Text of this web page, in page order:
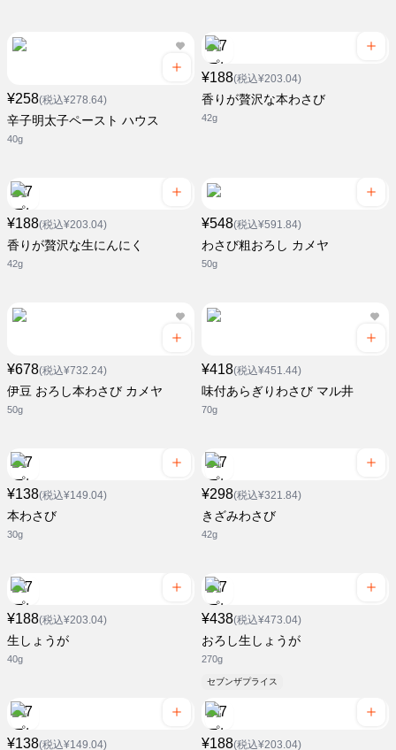
¥258(税込¥278.64)
辛子明太子ペースト ハウス
40g
¥188(税込¥203.04)
香りが贅沢な本わさび
42g
¥188(税込¥203.04)
香りが贅沢な生にんにく
42g
¥548(税込¥591.84)
わさび粗おろし カメヤ
50g
¥678(税込¥732.24)
伊豆 おろし本わさび カメヤ
50g
¥418(税込¥451.44)
味付あらぎりわさび マル井
70g
¥138(税込¥149.04)
本わさび
30g
¥298(税込¥321.84)
きざみわさび
42g
¥188(税込¥203.04)
生しょうが
40g
¥438(税込¥473.04)
おろし生しょうが
270g
セブンザプライス
¥138(税込¥149.04) ¥188(税込¥203.04)